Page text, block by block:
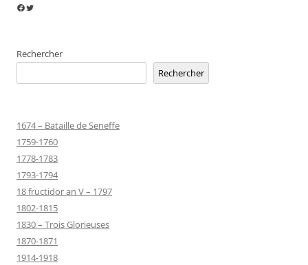
Facebook
Twitter
Rechercher
Rechercher
1674 – Bataille de Seneffe
1759-1760
1778-1783
1793-1794
18 fructidor an V – 1797
1802-1815
1830 – Trois Glorieuses
1870-1871
1914-1918